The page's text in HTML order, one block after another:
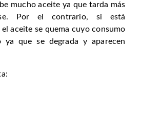
mucho aceite ya que tarda más
Por el contrario, si está
aceite se quema cuyo consumo
ya que se degrada y aparecen